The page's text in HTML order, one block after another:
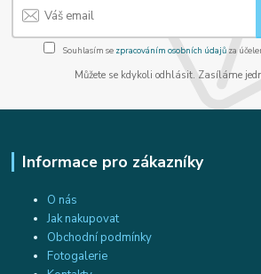
Souhlasím se zpracováním osobních údajůza
Můžete se kdykoli odhlásit. Zasíláme
Informace pro zákazníky
O nás
Jak nakupovat
Obchodní podmínky
Fotogalerie